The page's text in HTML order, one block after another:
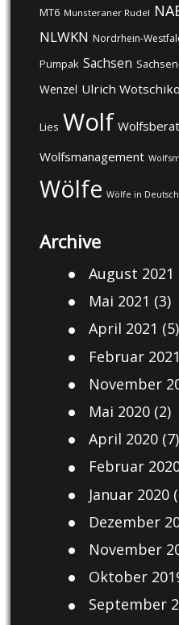
MT6 Munsteraner Rudel
NLWKN Nordrhein-
Pumpak Sachsen
Wenzel Ulrich
Lies Wolf
Wolfsmanagement
Wölfe Wölfe in
Archive
August 2021
Mai 2021 (3)
April 2021 (5)
Februar 2021
November
Mai 2020(2)
April 2020(7)
Februar
Januar 2020
Dezember
November
Oktober
September